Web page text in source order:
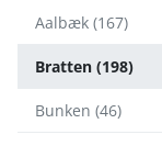
Aalbæk (167)
Bratten (198)
Bunken (46)